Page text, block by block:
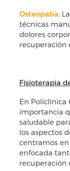
Osteopatía:
técnicas
dolores
recuperación
Fisioterapia
En Policlínica
importancia
saludable
los aspectos
centramos
enfocada
recuperación